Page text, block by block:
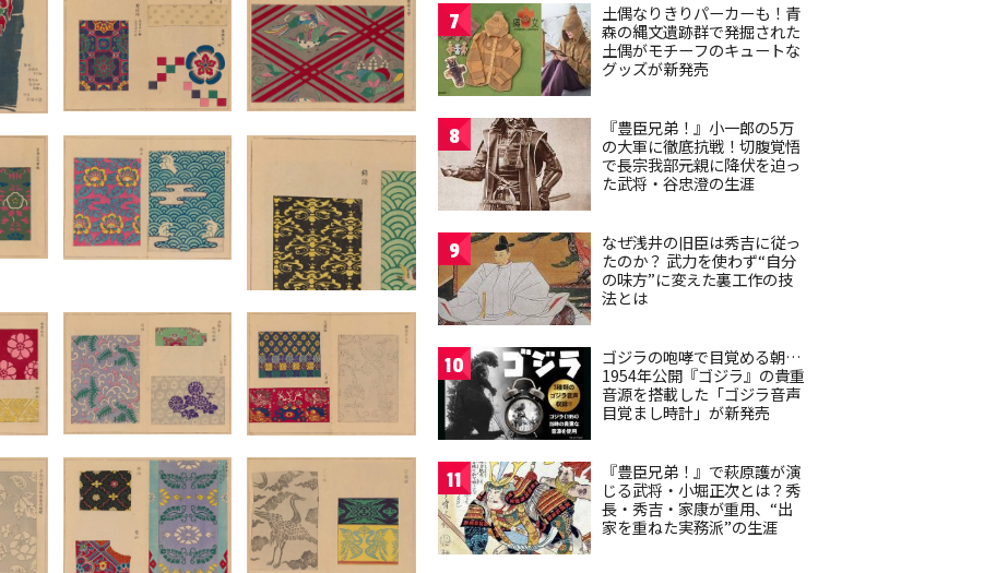
7
土偶なりきりパーカーも！青
森の縄文遺跡群で発掘された
土偶がモチーフのキュートな
グッズが新発売
8
『豊臣兄弟！』小一郎の5万
の大軍に徹底抗戦！切腹覚悟
で長宗我部元親に降伏を迫っ
た武将・谷忠澄の生涯
9
なぜ浅井の旧臣は秀吉に従っ
たのか？ 武力を使わず“自分
の味方”に変えた裏工作の技
法とは
10
ゴジラの咆哮で目覚める朝…
1954年公開『ゴジラ』の貴重
音源を搭載した「ゴジラ音声
目覚まし時計」が新発売
11
『豊臣兄弟！』で萩原護が演
じる武将・小堀正次とは？秀
長・秀吉・家康が重用、“出
家を重ねた実務派”の生涯